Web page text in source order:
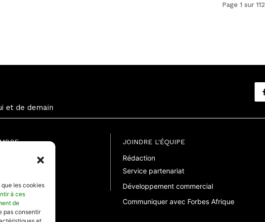
les cookies
à ces
de
pas consentir
Page 1 sur 112
et de demain
JOINDRE L'ÉQUIPE
Rédaction
Service partenariat
Développement commercial
Communiquer avec Forbes Afrique